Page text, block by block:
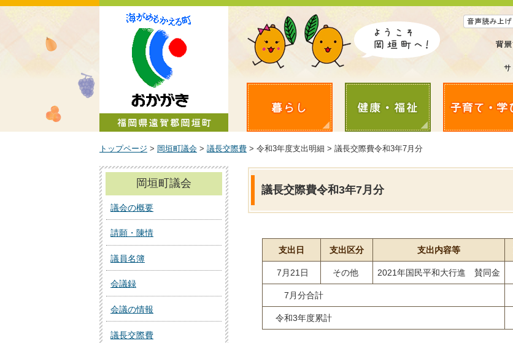
トップページ > 岡垣町議会 > 議長交際費 > 令和3年度支出明細 > 議長交際費令和3年7月分
議長交際費令和3年7月分
支出日 支出区分 支出内容等
7月21日 その他 2021年国民平和大行進 賛同金
7月分合計
令和3年度累計
岡垣町議会
議会の概要
請願・陳情
議員名簿
会議録
会議の情報
議長交際費